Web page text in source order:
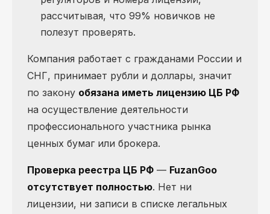
рассчитывая, что 99% новичков не
полезут проверять.
Компания работает с гражданами России и
СНГ, принимает рубли и доллары, значит
по закону обязана иметь лицензию ЦБ РФ
на осуществление деятельности
профессионального участника рынка
ценных бумаг или брокера.
Проверка реестра ЦБ РФ — FuzanGoo
отсутствует полностью. Нет ни
лицензии, ни записи в списке легальных